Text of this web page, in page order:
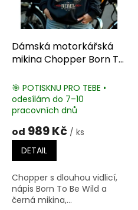
Dámská motorkářská
mikina Chopper Born To
🎯 POTISKNU PRO TEBE •
odesílám do 7–10
pracovních dnů
od 989 Kč / ks
DETAIL
Chopper s dlouhou vidlicí,
nápis Born To Be Wild a
černá mikina,...